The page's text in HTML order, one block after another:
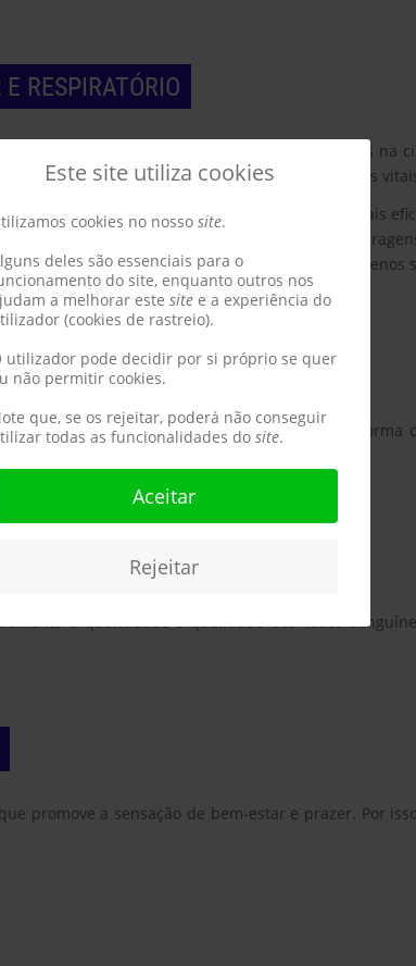
RESPIRATÓRIO
vai proporcionar grandes benefícios na
um fluxo de energia intenso, em prol das funções
conseguem receber o oxigênio de maneira mais
do coração ajuda a minimizar o risco de
de fortalecer o sistema imunológico, ficando menos
impacto nas articulações e, se realizado de forma
a quantidade e qualidade dos vasos
promove a sensação de bem-estar e prazer. Por
Este site utiliza cookies
cookies no nosso site.
deles são essenciais para o
do site, enquanto outros nos
a melhorar este site e a experiência do
(cookies de rastreio).
utilizador pode decidir por si próprio se quer
não permitir cookies.
que, se os rejeitar, poderá não conseguir
todas as funcionalidades do site.
Aceitar
Rejeitar